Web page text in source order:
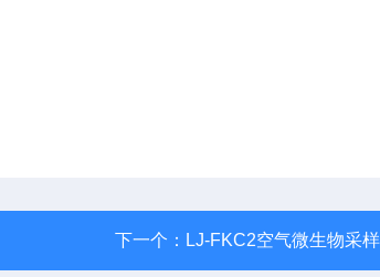
下一个： LJ-FKC2空气微生物采